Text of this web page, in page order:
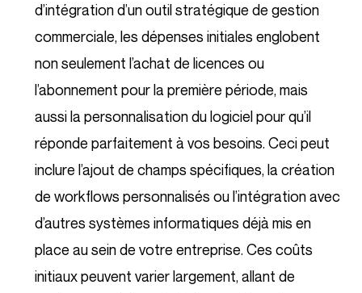
d’intégration d’un outil stratégique de gestion
commerciale, les dépenses initiales englobent
non seulement l’achat de licences ou
l’abonnement pour la première période, mais
aussi la personnalisation du logiciel pour qu’il
réponde parfaitement à vos besoins. Ceci peut
inclure l’ajout de champs spécifiques, la création
de workflows personnalisés ou l’intégration avec
d’autres systèmes informatiques déjà mis en
place au sein de votre entreprise. Ces coûts
initiaux peuvent varier largement, allant de